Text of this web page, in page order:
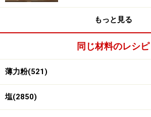
塩と砂糖を加え、よく混ぜる。
もっと見る
同じ材料のレシピ
薄力粉(521)
塩(2850)